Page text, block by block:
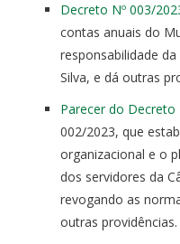
Decreto Nº 003/
contas anuais do
responsabilidade
Silva, e dá outras
Parecer do Decreto
002/2023, que
organizacional e o
dos servidores da
revogando as
outras providências.